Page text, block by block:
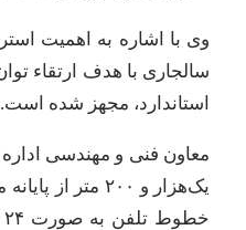
وی با اشاره به اهمیت
سالجاری با هدف ارتقاء
استاندارد، مجهز شده است.
معاون فنی و مهندسی